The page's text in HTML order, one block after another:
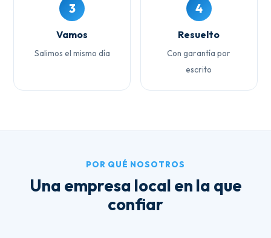
3
Vamos
Salimos el mismo día
4
Resuelto
Con garantía por
escrito
POR QUÉ NOSOTROS
Una empresa local en la que
confiar